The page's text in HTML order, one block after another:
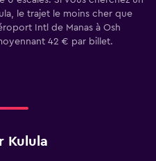
le trajet le moins cher que
Intl de Manas à Osh
42 € par billet.
Kulula